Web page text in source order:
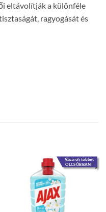
eltávolítják a különféle
ragyogását és
Vásárolj többet
OLCSÓBBAN!